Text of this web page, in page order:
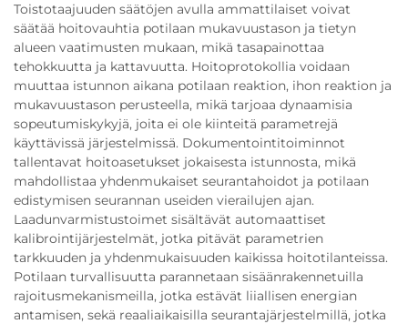
Toistotaajuuden säätöjen avulla ammattilaiset voivat
säätää hoitovauhtia potilaan mukavuustason ja tietyn
alueen vaatimusten mukaan, mikä tasapainottaa
tehokkuutta ja kattavuutta. Hoitoprotokollia voidaan
muuttaa istunnon aikana potilaan reaktion, ihon reaktion ja
mukavuustason perusteella, mikä tarjoaa dynaamisia
sopeutumiskykyjä, joita ei ole kiinteitä parametrejä
käyttävissä järjestelmissä. Dokumentointitoiminnot
tallentavat hoitoasetukset jokaisesta istunnosta, mikä
mahdollistaa yhdenmukaiset seurantahoidot ja potilaan
edistymisen seurannan useiden vierailujen ajan.
Laadunvarmistustoimet sisältävät automaattiset
kalibrointijärjestelmät, jotka pitävät parametrien
tarkkuuden ja yhdenmukaisuuden kaikissa hoitotilanteissa.
Potilaan turvallisuutta parannetaan sisäänrakennetuilla
rajoitusmekanismeilla, jotka estävät liiallisen energian
antamisen, sekä reaaliaikaisilla seurantajärjestelmillä, jotka